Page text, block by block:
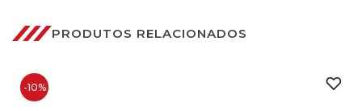
PRODUTOS RELACIONADOS
-10%